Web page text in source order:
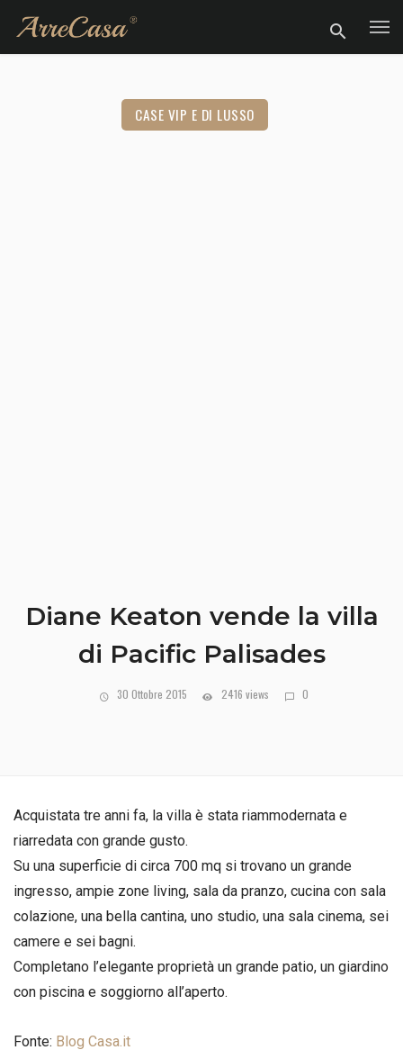
CASE VIP E DI LUSSO
Diane Keaton vende la villa
di Pacific Palisades
30 Ottobre 2015 2416 views 0
Acquistata tre anni fa, la villa è stata riammodernata e
riarredata con grande gusto.
Su una superficie di circa 700 mq si trovano un grande
ingresso, ampie zone living, sala da pranzo, cucina con sala
colazione, una bella cantina, uno studio, una sala cinema, sei
camere e sei bagni.
Completano l’elegante proprietà un grande patio, un giardino
con piscina e soggiorno all’aperto.
Fonte: Blog Casa.it